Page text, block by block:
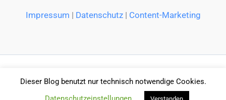
Impressum | Datenschutz| Content-Marketing
Dieser Blog benutzt nur technisch notwendige Cookies.